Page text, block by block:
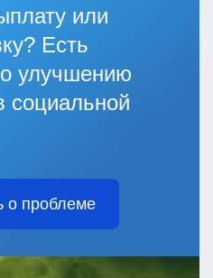
или
Есть
улучшению
социальной
о проблеме